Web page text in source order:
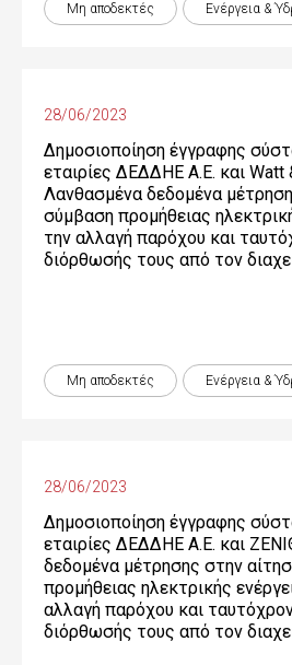
Μη αποδεκτές Ενέργεια &
28/06/2023
Δημοσιοποίηση έγγραφης
εταιρίες ΔΕΔΔΗΕ Α.Ε. και Watt
Λανθασμένα δεδομένα
σύμβαση προμήθειας
την αλλαγή παρόχου και
διόρθωσής τους από τον
Μη αποδεκτές Ενέργεια &
28/06/2023
Δημοσιοποίηση έγγραφης
εταιρίες ΔΕΔΔΗΕ Α.Ε. και
δεδομένα μέτρησης στην
προμήθειας ηλεκτρικής
αλλαγή παρόχου και
διόρθωσής τους από τον